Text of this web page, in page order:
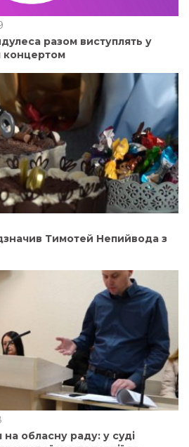
разом виступлять у
концертом
Тимотей Непийвода з
на обласну раду: у суді